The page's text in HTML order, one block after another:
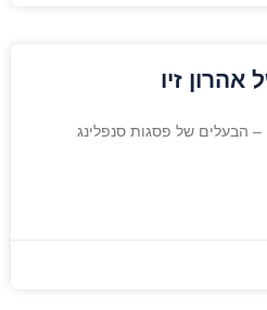
זיו
– הבעלים של פסגות סנפלינג